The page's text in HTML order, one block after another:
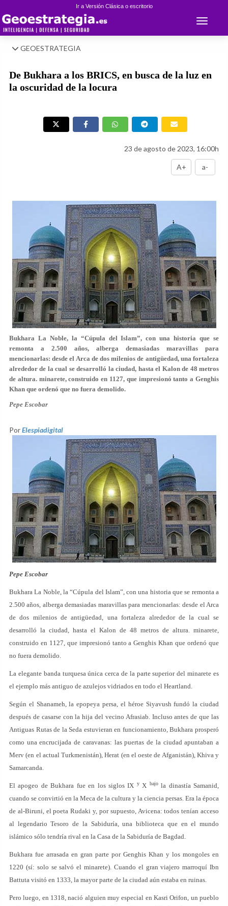
Ir a Versión Clásica o escritorio
Toggle
GEOESTRATEGIA
De Bukhara a los BRICS, en busca de la luz en
la oscuridad de la locura
23 de agosto de 2023, 16:00h
A+ a-
Bukhara La Noble, la “Cúpula del Islam”, con una historia que se
remonta a 2.500 años, alberga demasiadas maravillas para
mencionarlas: desde el Arca de dos milenios de antigüedad, una fortaleza
alrededor de la cual se desarrolló la ciudad, hasta el Kalon de 48 metros
de altura. minarete, construido en 1127, que impresionó tanto a Genghis
Khan que ordenó que no fuera demolido.
Pepe Escobar
PorElespiadigital
Pepe Escobar
Bukhara La Noble, la “Cúpula del Islam”, con una historia que se remonta a
2.500 años, alberga demasiadas maravillas para mencionarlas: desde el Arca
de dos milenios de antigüedad, una fortaleza alrededor de la cual se
desarrolló la ciudad, hasta el Kalon de 48 metros de altura. minarete,
construido en 1127, que impresionó tanto a Genghis Khan que ordenó que
no fuera demolido.
La elegante banda turquesa única cerca de la parte superior del minarete es
el ejemplo más antiguo de azulejos vidriados en todo el Heartland.
Según el Shanameh, la epopeya persa, el héroe Siyavush fundó la ciudad
después de casarse con la hija del vecino Afrasiab. Incluso antes de que las
Antiguas Rutas de la Seda estuvieran en funcionamiento, Bukhara prosperó
como una encrucijada de caravanas: las puertas de la ciudad apuntaban a
Merv (en el actual Turkmenistán), Herat (en el oeste de Afganistán), Khiva y
Samarcanda.
El apogeo de Bukhara fue en los siglos IX yX bajola dinastía Samanid,
cuando se convirtió en la Meca de la cultura y la ciencia persas. Era la época
de al-Biruni, el poeta Rudaki y, por supuesto, Avicena: todos tenían acceso
al legendario Tesoro de la Sabiduría, una biblioteca que en el mundo
islámico sólo tendría rival en la Casa de la Sabiduría de Bagdad.
Bukhara fue arrasada en gran parte por Genghis Khan y los mongoles en
1220 (sí: solo se salvó el minarete). Cuando el gran viajero marroquí Ibn
Battuta visitó en 1333, la mayor parte de la ciudad aún estaba en ruinas.
Pero luego, en 1318, nació alguien muy especial en Kasri Orifon, un pueblo